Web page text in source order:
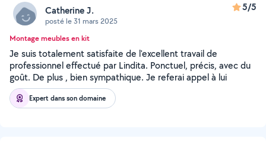
Catherine J.
posté le 31 mars 2025
5/5
Montage meubles en kit
Je suis totalement satisfaite de l'excellent travail de
professionnel effectué par Lindita. Ponctuel, précis, avec du
goût. De plus , bien sympathique. Je referai appel à lui
Expert dans son domaine